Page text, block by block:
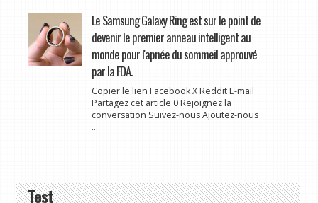
Le Samsung Galaxy Ring est sur le point de
devenir le premier anneau intelligent au
monde pour l'apnée du sommeil approuvé
par la FDA.
Copier le lien Facebook X Reddit E-mail
Partagez cet article 0 Rejoignez la
conversation Suivez-nous Ajoutez-nous
...
Test